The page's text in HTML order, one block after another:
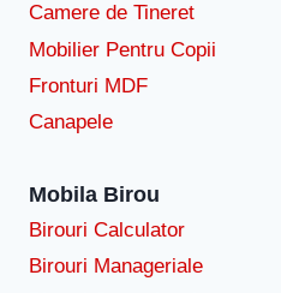
Camere de Tineret
Mobilier Pentru Copii
Fronturi MDF
Canapele
Mobila Birou
Birouri Calculator
Birouri Manageriale